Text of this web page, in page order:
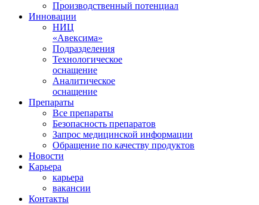
Производственный потенциал
Инновации
НИЦ
«Авексима»
Подразделения
Технологическое
оснащение
Аналитическое
оснащение
Препараты
Все препараты
Безопасность препаратов
Запрос медицинской информации
Обращение по качеству продуктов
Новости
Карьера
карьера
вакансии
Контакты